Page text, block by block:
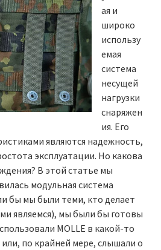
ая и
широко
использу
емая
система
несущей
нагрузки
снаряжен
ия. Его
являются надежность,
эксплуатации. Но какова
В этой статье мы
модульная система
бы мы были теми, кто делает
являемся), мы были бы готовы
MOLLE в какой-то
по крайней мере, слышали о